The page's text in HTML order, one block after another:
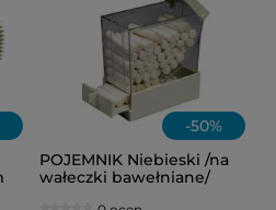
-50%
POJEMNIK Niebieski /na
wałeczki bawełniane/